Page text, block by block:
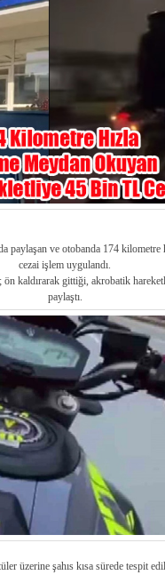
paylaşan ve otobanda 174
cezai işlem uygulandı.
kaldırarak gittiği, akrobatik
paylaştı.
üzerine şahıs kısa sürede tespit